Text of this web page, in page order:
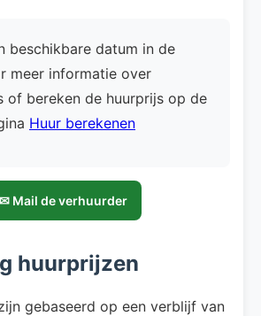
beschikbare datum in de
meer informatie over
of bereken de huurprijs op de
Huur berekenen
✉ Mail de verhuurder
huurprijzen
gebaseerd op een verblijf van